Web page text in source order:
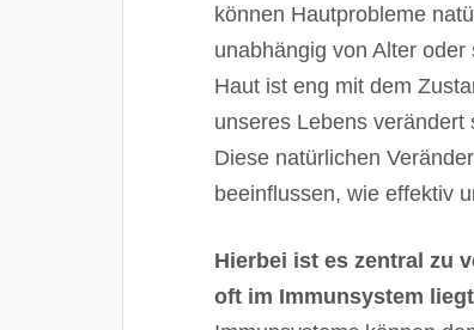
können Hautprobleme
unabhängig von Alter
Haut ist eng mit dem
unseres Lebens
Diese natürlichen
beeinflussen, wie effektiv
Hierbei ist es zentral zu
oft im Immunsystem